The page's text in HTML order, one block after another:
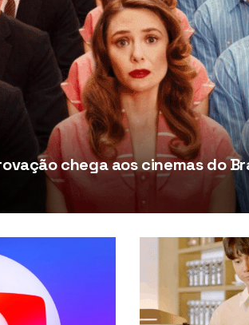
chega aos cinemas do